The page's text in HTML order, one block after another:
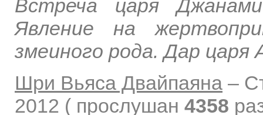
Встреча царя
Явление на
змеиного рода. Дар царя
Шри Вьяса Двайпаяна –
2012 ( прослушан 4358